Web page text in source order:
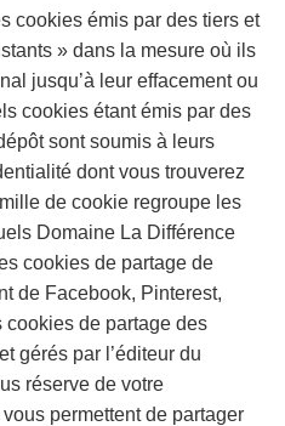
cookies émis par des tiers et
» dans la mesure où ils
jusqu’à leur effacement ou
cookies étant émis par des
sont soumis à leurs
dont vous trouverez
de cookie regroupe les
Domaine La Différence
cookies de partage de
de Facebook, Pinterest,
cookies de partage des
gérés par l’éditeur du
réserve de votre
permettent de partager